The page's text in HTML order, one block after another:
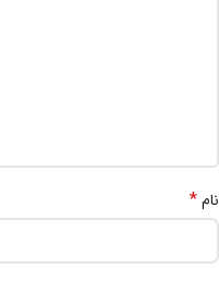
نام*